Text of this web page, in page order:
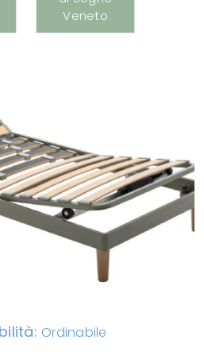
Ordinabile